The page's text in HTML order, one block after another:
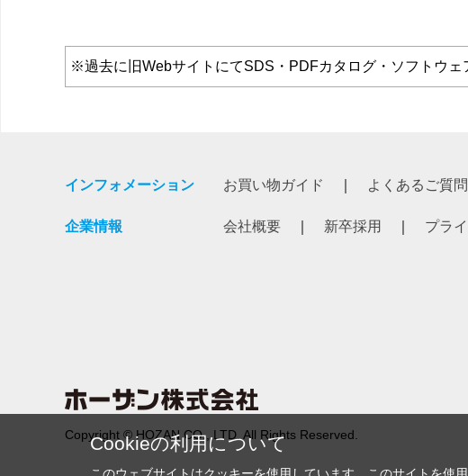
※過去に旧WebサイトにてSDS・PDFカタログ・ソフトウェ
インフォメーション お買い物ガイド よくあるご質問
企業情報 会社概要 新卒採用 プラ
Copyright © HOZAN CO., LTD. All Rights Reserved.
Cookieの利用について